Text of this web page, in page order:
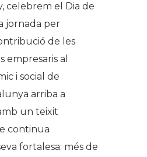
celebrem el Dia de
jornada per
de les
empresaris al
i social de
arriba a
un teixit
continua
fortalesa: més de